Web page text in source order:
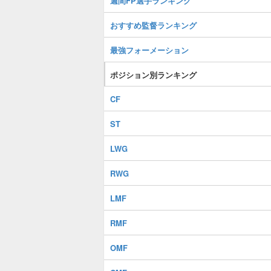
おすすめ監督ランキング
最強フォーメーション
ポジション別ランキング
CF
ST
LWG
RWG
LMF
RMF
OMF